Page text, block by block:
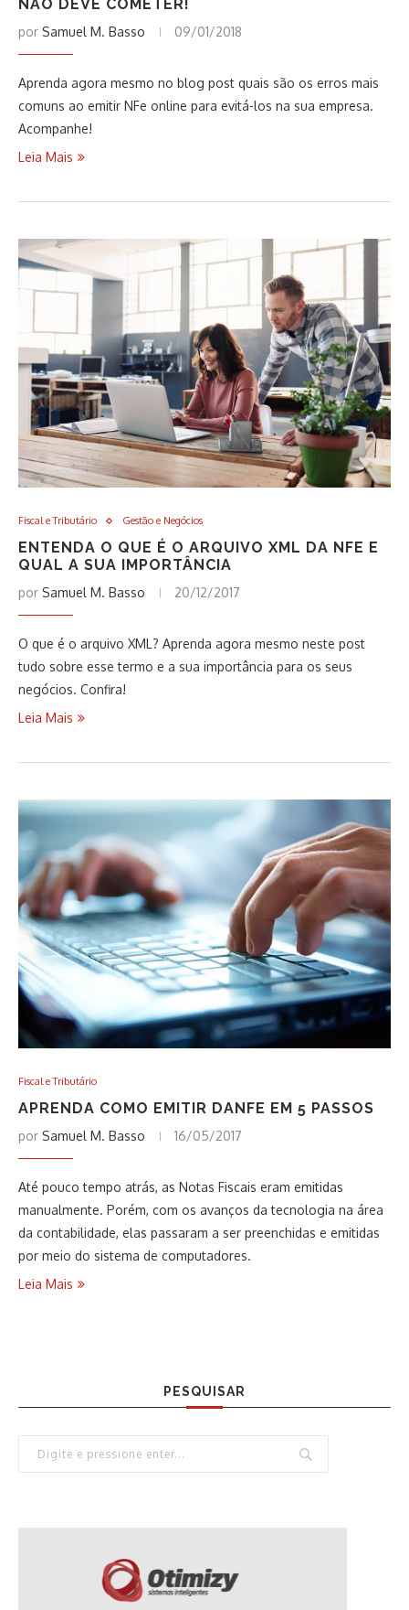
NÃO DEVE COMETER!
por Samuel M. Basso 09/01/2018
Aprenda agora mesmo no blog post quais são os erros mais
comuns ao emitir NFe online para evitá-los na sua empresa.
Acompanhe!
Leia Mais
Fiscal e Tributário Gestão e Negócios
ENTENDA O QUE É O ARQUIVO XML DA NFE E
QUAL A SUA IMPORTÂNCIA
por Samuel M. Basso 20/12/2017
O que é o arquivo XML? Aprenda agora mesmo neste post
tudo sobre esse termo e a sua importância para os seus
negócios. Confira!
Leia Mais
Fiscal e Tributário
APRENDA COMO EMITIR DANFE EM 5 PASSOS
por Samuel M. Basso 16/05/2017
Até pouco tempo atrás, as Notas Fiscais eram emitidas
manualmente. Porém, com os avanços da tecnologia na área
da contabilidade, elas passaram a ser preenchidas e emitidas
por meio do sistema de computadores.
Leia Mais
PESQUISAR